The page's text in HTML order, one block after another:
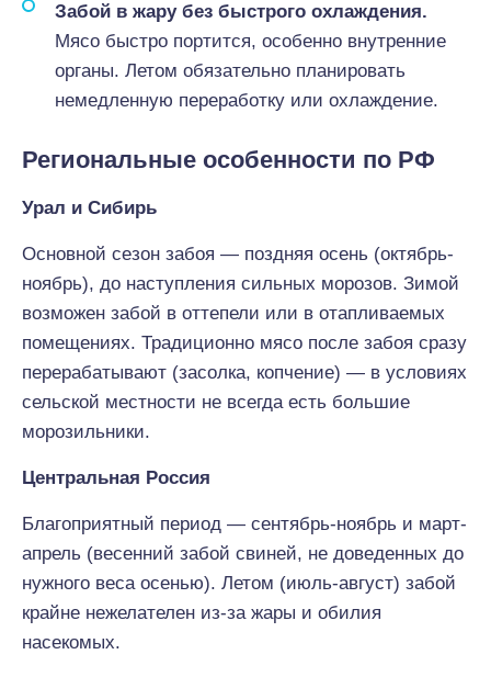
Забой в жару без быстрого охлаждения.
Мясо быстро портится, особенно внутренние
органы. Летом обязательно планировать
немедленную переработку или охлаждение.
Региональные особенности по РФ
Урал и Сибирь
Основной сезон забоя — поздняя осень (октябрь-
ноябрь), до наступления сильных морозов. Зимой
возможен забой в оттепели или в отапливаемых
помещениях. Традиционно мясо после забоя сразу
перерабатывают (засолка, копчение) — в условиях
сельской местности не всегда есть большие
морозильники.
Центральная Россия
Благоприятный период — сентябрь-ноябрь и март-
апрель (весенний забой свиней, не доведенных до
нужного веса осенью). Летом (июль-август) забой
крайне нежелателен из-за жары и обилия
насекомых.